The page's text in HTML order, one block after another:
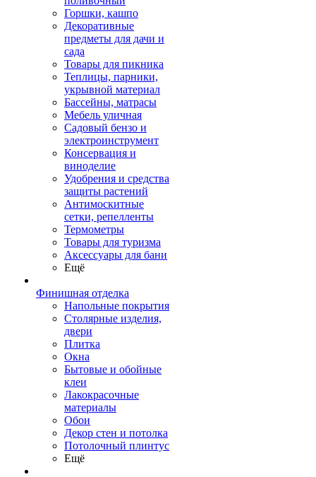
Горшки, кашпо
Декоративные
предметы для дачи и
сада
Товары для пикника
Теплицы, парники,
укрывной материал
Бассейны, матрасы
Мебель уличная
Садовый бензо и
электроинструмент
Консервация и
виноделие
Удобрения и средства
защиты растений
Антимоскитные
сетки, репелленты
Термометры
Товары для туризма
Аксессуары для бани
Ещё
Финишная отделка
Напольные покрытия
Столярные изделия,
двери
Плитка
Окна
Бытовые и обойные
клеи
Лакокрасочные
материалы
Обои
Декор стен и потолка
Потолочный плинтус
Ещё